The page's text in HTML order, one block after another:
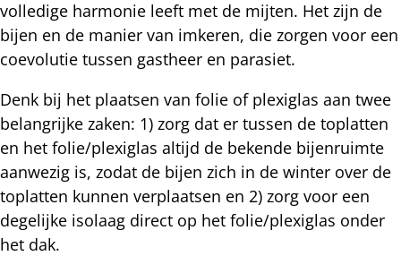
volledige harmonie leeft met de mijten. Het zijn de
bijen en de manier van imkeren, die zorgen voor een
coevolutie tussen gastheer en parasiet.
Denk bij het plaatsen van folie of plexiglas aan twee
belangrijke zaken: 1) zorg dat er tussen de toplatten
en het folie/plexiglas altijd de bekende bijenruimte
aanwezig is, zodat de bijen zich in de winter over de
toplatten kunnen verplaatsen en 2) zorg voor een
degelijke isolaag direct op het folie/plexiglas onder
het dak.